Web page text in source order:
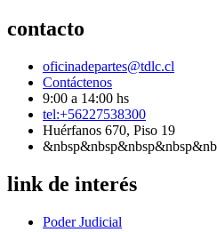
contacto
oficinadepartes@tdlc.cl
Contáctenos
9:00 a 14:00 hs
tel:+56227538300
Huérfanos 670, Piso 19
link de interés
Poder Judicial